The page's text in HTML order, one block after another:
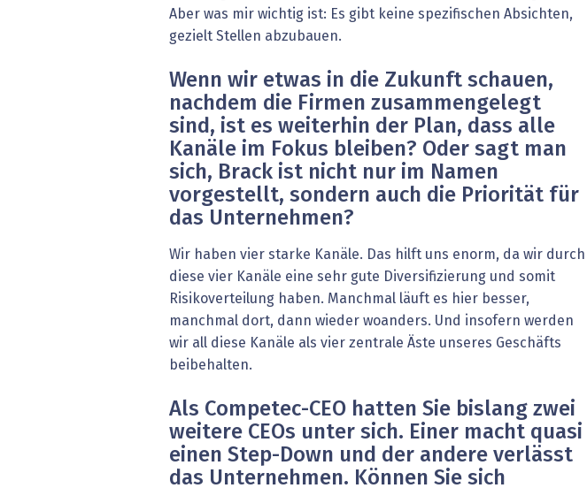
Aber was mir wichtig ist: Es gibt keine spezifischen Absichten,
gezielt Stellen abzubauen.
Wenn wir etwas in die Zukunft schauen,
nachdem die Firmen zusammengelegt
sind, ist es weiterhin der Plan, dass alle
Kanäle im Fokus bleiben? Oder sagt man
sich, Brack ist nicht nur im Namen
vorgestellt, sondern auch die Priorität für
das Unternehmen?
Wir haben vier starke Kanäle. Das hilft uns enorm, da wir durch
diese vier Kanäle eine sehr gute Diversifizierung und somit
Risikoverteilung haben. Manchmal läuft es hier besser,
manchmal dort, dann wieder woanders. Und insofern werden
wir all diese Kanäle als vier zentrale Äste unseres Geschäfts
beibehalten.
Als Competec-CEO hatten Sie bislang zwei
weitere CEOs unter sich. Einer macht quasi
einen Step-Down und der andere verlässt
das Unternehmen. Können Sie sich